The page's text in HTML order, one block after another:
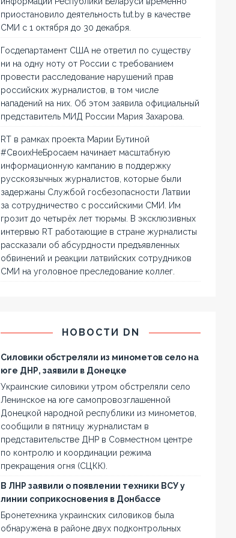
приостановило деятельность tut.by в качестве
СМИ с 1 октября до 30 декабря.
Госдепартамент США не ответил по существу
ни на одну ноту от России с требованием
провести расследование нарушений прав
российских журналистов, в том числе
нападений на них. Об этом заявила официальный
представитель МИД России Мария Захарова.
RT в рамках проекта Марии Бутиной
#СвоихНеБросаем начинает масштабную
информационную кампанию в поддержку
русскоязычных журналистов, которые были
задержаны Службой госбезопасности Латвии
за сотрудничество с российскими СМИ. Им
грозит до четырёх лет тюрьмы. В эксклюзивных
интервью RT работающие в стране журналисты
рассказали об абсурдности предъявленных
обвинений и реакции латвийских сотрудников
СМИ на уголовное преследование коллег.
НОВОСТИ DN
Силовики обстреляли из минометов село на
юге ДНР, заявили в Донецке
Украинские силовики утром обстреляли село
Ленинское на юге самопровозглашенной
Донецкой народной республики из минометов,
сообщили в пятницу журналистам в
представительстве ДНР в Совместном центре
по контролю и координации режима
прекращения огня (СЦКК).
В ЛНР заявили о появлении техники ВСУ у
линии соприкосновения в Донбассе
Бронетехника украинских силовиков была
обнаружена в районе двух подконтрольных